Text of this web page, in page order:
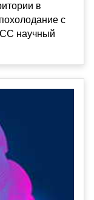
в
с
научный